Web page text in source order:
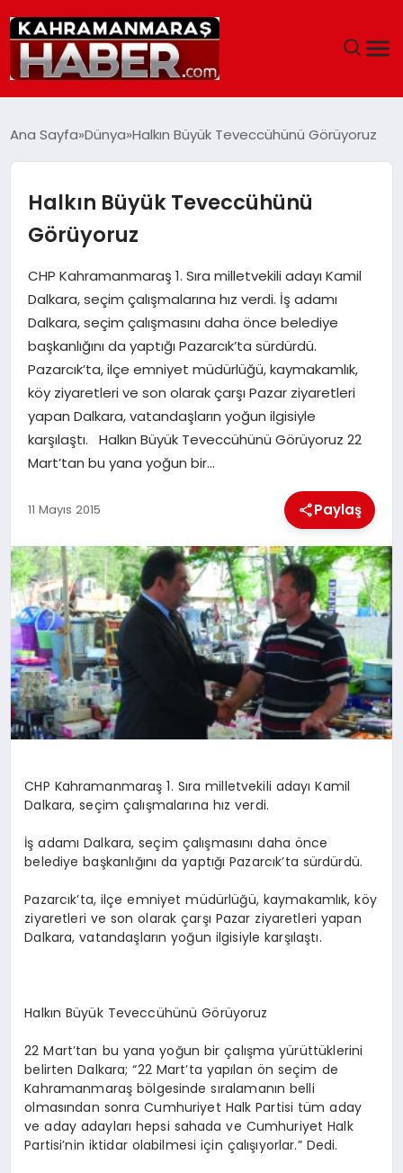
SIYASET
EĞITIM
SAĞLIK
GENEL
SPOR
İLÇE HABERLERI
YAZARLAR
KÜNYE
Ana Sayfa Dünya Halkın Büyük Teveccühünü Görüyoruz
Halkın Büyük Teveccühünü
Görüyoruz
CHP Kahramanmaraş 1. Sıra milletvekili adayı Kamil
Dalkara, seçim çalışmalarına hız verdi. İş adamı
Dalkara, seçim çalışmasını daha önce belediye
başkanlığını da yaptığı Pazarcık’ta sürdürdü.
Pazarcık’ta, ilçe emniyet müdürlüğü, kaymakamlık,
köy ziyaretleri ve son olarak çarşı Pazar ziyaretleri
yapan Dalkara, vatandaşların yoğun ilgisiyle
karşılaştı. Halkın Büyük Teveccühünü Görüyoruz 22
Mart’tan bu yana yoğun bir…
11 Mayıs 2015 Paylaş
CHP Kahramanmaraş 1. Sıra milletvekili adayı Kamil
Dalkara, seçim çalışmalarına hız verdi.
İş adamı Dalkara, seçim çalışmasını daha önce
belediye başkanlığını da yaptığı Pazarcık’ta sürdürdü.
Pazarcık’ta, ilçe emniyet müdürlüğü, kaymakamlık, köy
ziyaretleri ve son olarak çarşı Pazar ziyaretleri yapan
Dalkara, vatandaşların yoğun ilgisiyle karşılaştı.
Halkın Büyük Teveccühünü Görüyoruz
22 Mart’tan bu yana yoğun bir çalışma yürüttüklerini
belirten Dalkara; “22 Mart’ta yapılan ön seçim de
Kahramanmaraş bölgesinde sıralamanın belli
olmasından sonra Cumhuriyet Halk Partisi tüm aday
ve aday adayları hepsi sahada ve Cumhuriyet Halk
Partisi’nin iktidar olabilmesi için çalışıyorlar.” Dedi.